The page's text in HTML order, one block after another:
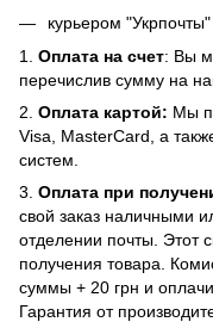
курьером
1. Оплата на счет: Вы
перечислив сумму на
2. Оплата картой: Мы
Visa, MasterCard, а
систем.
3. Оплата при
свой заказ наличными
отделении почты. Этот
получения товара.
суммы + 20 грн и
Гарантия от